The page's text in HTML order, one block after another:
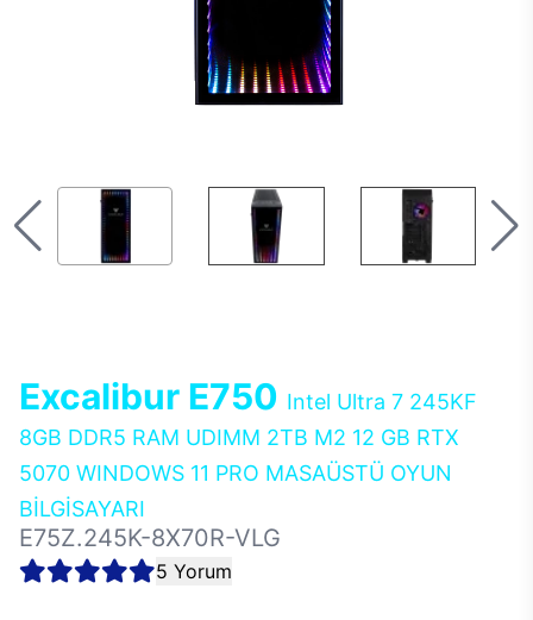
Excalibur E750 Intel Ultra 7 245KF
8GB DDR5 RAM UDIMM 2TB M2 12 GB RTX
5070 WINDOWS 11 PRO MASAÜSTÜ OYUN
BİLGİSAYARI
E75Z.245K-8X70R-VLG
5 Yorum